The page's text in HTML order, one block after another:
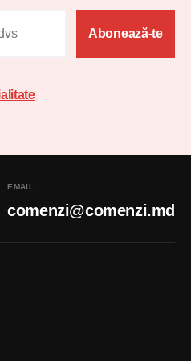
Abonează-te
EMAIL
comenzi@comenzi.md